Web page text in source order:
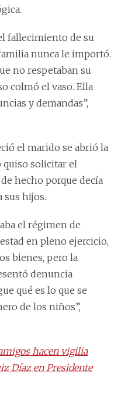
fallecimiento de su
nunca le importó.
no respetaban su
colmó el vaso. Ella
y demandas”,
el marido se abrió la
quiso solicitar el
hecho porque decía
sus hijos.
el régimen de
en pleno ejercicio,
bienes, pero la
denuncia
qué es lo que se
de los niños”,
hacen vigilia
Díaz en Presidente